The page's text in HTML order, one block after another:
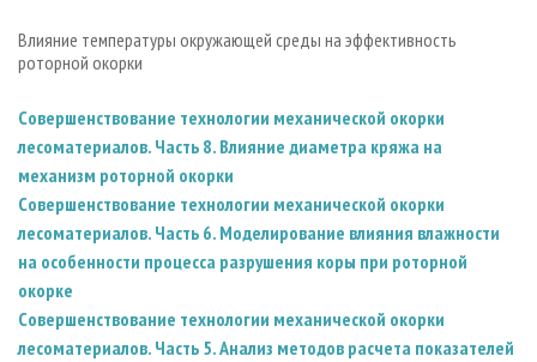
ПРОИЗВОДСТВО ДРЕВЕСНЫХ ПЛИТ
ПРОИЗВОДСТВО МЕБЕЛИ
БИОЭНЕРГЕТИКА
ЦБП
ИНСТРУМЕНТ И МАТЕРИАЛЫ
МОБИЛЬНЫЕ ВЫСТАВКИ
ПРИОРИТЕТНЫЕ ИНВЕСТПРОЕКТЫ
RUSSIAN FORESTRY REVIEW
ГАЗЕТА ЛЕСПРОМФОРУМ
БИБЛИОТЕКА СПЕЦИАЛИСТА
РЕКЛАМА НА САЙТЕ
Влияние температуры окружающей среды на эффективность
роторной окорки
Совершенствование технологии механической окорки
лесоматериалов. Часть 8. Влияние диаметра кряжа на
механизм роторной окорки
Совершенствование технологии механической окорки
лесоматериалов. Часть 6. Моделирование влияния влажности
на особенности процесса разрушения коры при роторной
окорке
Совершенствование технологии механической окорки
лесоматериалов. Часть 5. Анализ методов расчета показателей